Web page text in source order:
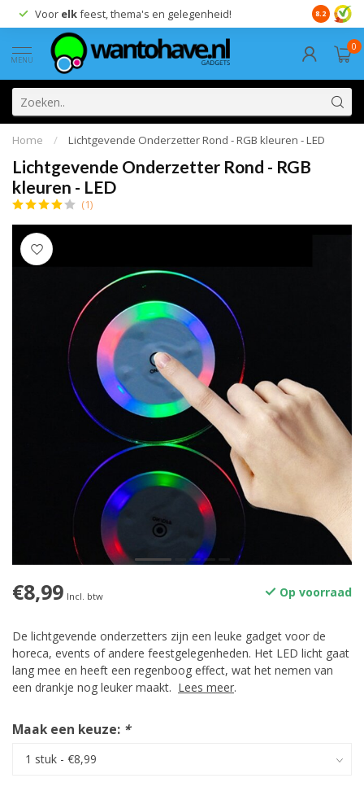
Voor elkfeest, thema's en gelegenheid! 8.2
MENU
0
Home / Lichtgevende Onderzetter Rond - RGB kleuren - LED
Lichtgevende Onderzetter Rond - RGB
kleuren - LED
(1)
€8,99 Incl. btw Op voorraad
De lichtgevende onderzetters zijn een leuke gadget voor de
horeca, events of andere feestgelegenheden. Het LED licht gaat
lang mee en heeft een regenboog effect, wat het nemen van
een drankje nog leuker maakt. Lees meer.
Maak een keuze: *